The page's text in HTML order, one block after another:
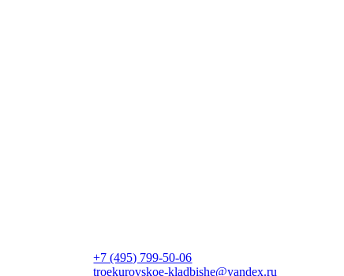
+7 (495) 799-50-06
troekurovskoe-kladbishe@yandex.ru